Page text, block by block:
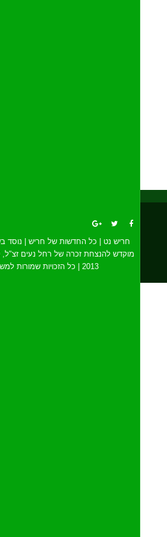
חריש נט | כל החדשות של חריש | נוסד בשנת 2018 | אתר זה
מוקדש להנצחת זכרה של רחל נעים זצ"ל, 01-01-1930 - 02-02-